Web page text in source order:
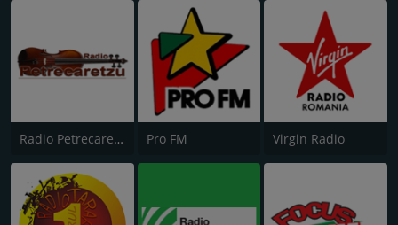
Radio Petrecaretzu Pro FM Virgin Radio